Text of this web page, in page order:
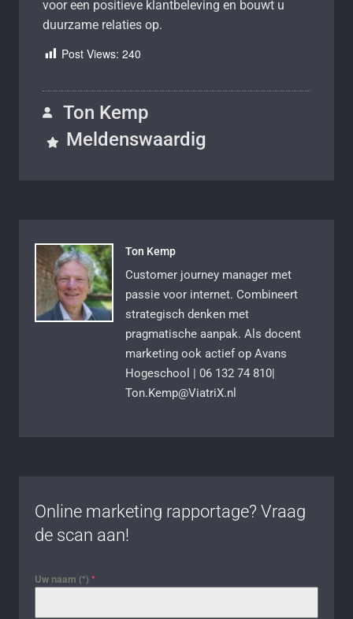
voor een positieve klantbeleving en bouwt u
duurzame relaties op.
Post Views: 240
Ton Kemp
Meldenswaardig
Ton Kemp
Customer journey manager met
passie voor internet. Combineert
strategisch denken met
pragmatische aanpak. Als docent
marketing ook actief op Avans
Hogeschool | 06 132 74 810|
Ton.Kemp@ViatriX.nl
Online marketing rapportage? Vraag
de scan aan!
Uw naam (*) *